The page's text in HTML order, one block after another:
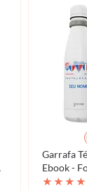
Garrafa
Ebook -
Retrô
★ ★ ★ ★